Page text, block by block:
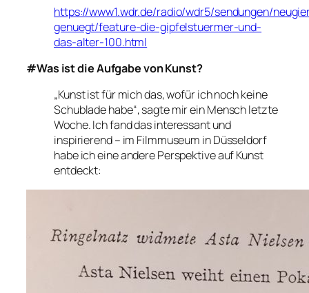
https://www1.wdr.de/radio/wdr5/sendungen/
genuegt/feature-die-gipfelstuermer-und-
das-alter-100.html
#Was ist die Aufgabe von Kunst?
„Kunst ist für mich das, wofür ich noch keine
Schublade habe“, sagte mir ein Mensch letzte
Woche. Ich fand das interessant und
inspirierend – im Filmmuseum in Düsseldorf
habe ich eine andere Perspektive auf Kunst
entdeckt: